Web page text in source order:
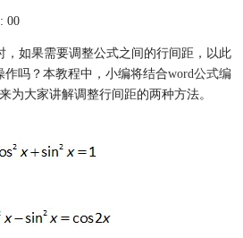
00
，如果需要调整公式之间的行间距，以此
吗？本教程中，小编将结合word公式编
为大家讲解调整行间距的两种方法。